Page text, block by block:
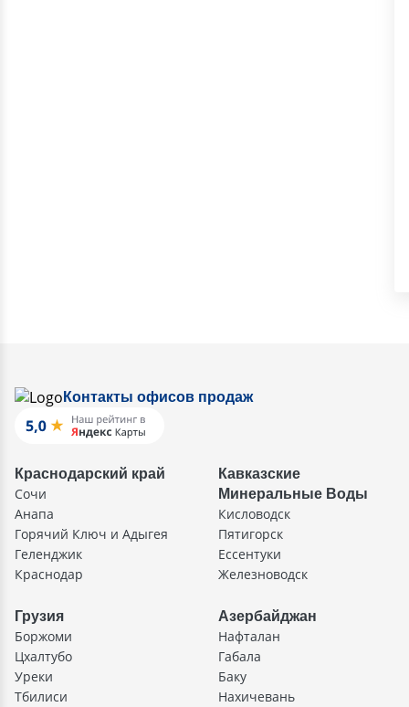
Контакты офисов продаж
Краснодарский край
Сочи
Анапа
Горячий Ключ и Адыгея
Геленджик
Краснодар
Кавказские
Минеральные Воды
Кисловодск
Пятигорск
Ессентуки
Железноводск
Грузия
Боржоми
Цхалтубо
Уреки
Тбилиси
Азербайджан
Нафталан
Габала
Баку
Нахичевань